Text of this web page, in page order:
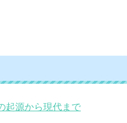
起源から現代まで